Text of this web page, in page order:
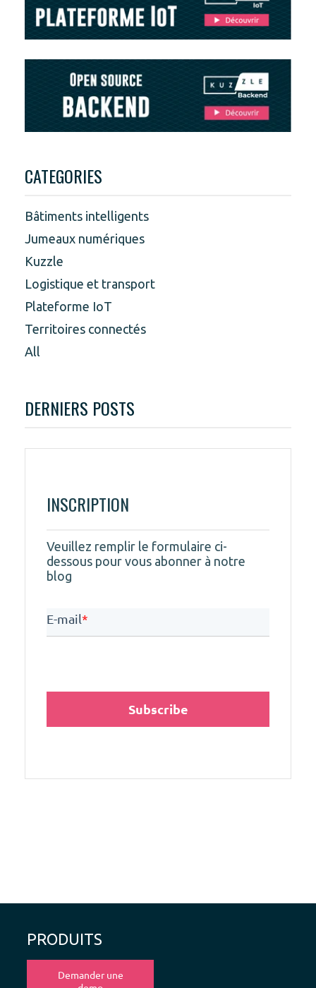
CATEGORIES
Bâtiments intelligents
Jumeaux numériques
Kuzzle
Logistique et transport
Plateforme IoT
Territoires connectés
All
DERNIERS POSTS
INSCRIPTION
Veuillez remplir le formulaire ci-
dessous pour vous abonner à notre
blog
E-mail*
PRODUITS